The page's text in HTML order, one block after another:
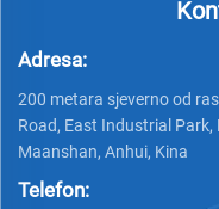
Adresa:
200 metara sjeverno od
Road, East Industrial
Maanshan, Anhui, Kina
Telefon: